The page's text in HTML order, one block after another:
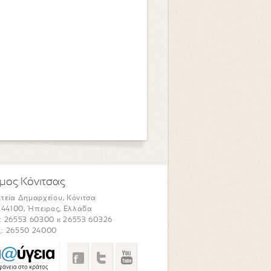
Κόνιτσας
Δημαρχείου, Κόνιτσα
44100, Ήπειρος, Ελλάδα
26553 60300 κ 26553 60326
26550 24000